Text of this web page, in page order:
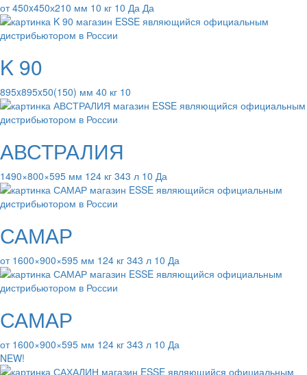
от 450x450х210 мм 10 кг 10 Да Да
K 90
895x895x50(150) мм 40 кг 10
АВСТРАЛИЯ
1490×800×595 мм 124 кг 343 л 10 Да
САМАР
от 1600×900×595 мм 124 кг 343 л 10 Да
САМАР
от 1600×900×595 мм 124 кг 343 л 10 Да
NEW!